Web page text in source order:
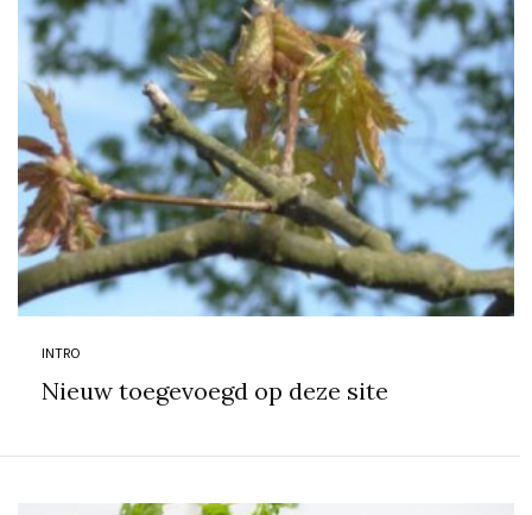
INTRO
Nieuw toegevoegd op deze site